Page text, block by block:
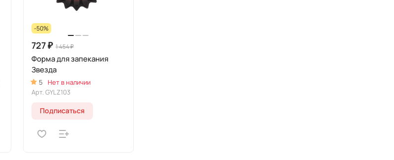
-50%
727 ₽ 1 454 ₽
Форма для запекания
Звезда
5
Нет в наличии
Арт. GYLZ103
Подписаться